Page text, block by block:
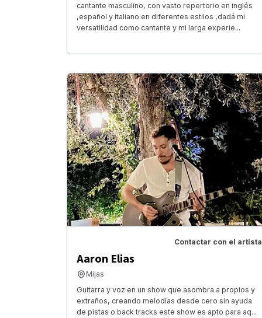
cantante masculino, con vasto repertorio en inglés
,español y italiano en diferentes estilos ,dadá mi
versatilidad como cantante y mi larga experie...
Contactar con el artista
Aaron Elias
Mijas
Guitarra y voz en un show que asombra a propios y
extraños, creando melodías desde cero sin ayuda
de pistas o back tracks este show es apto para aq...